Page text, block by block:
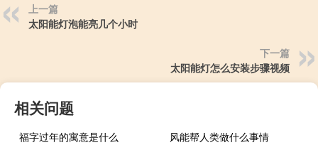
上一篇
太阳能灯泡能亮几个小时
下一篇
太阳能灯怎么安装步骤视频
相关问题
福字过年的寓意是什么
风能帮人类做什么事情